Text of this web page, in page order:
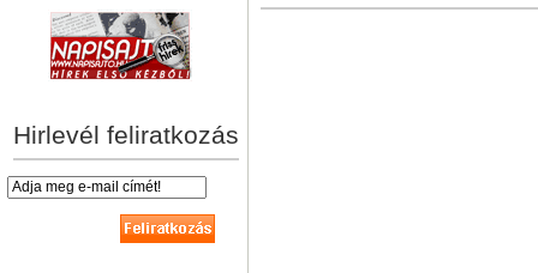
Hirlevél feliratkozás